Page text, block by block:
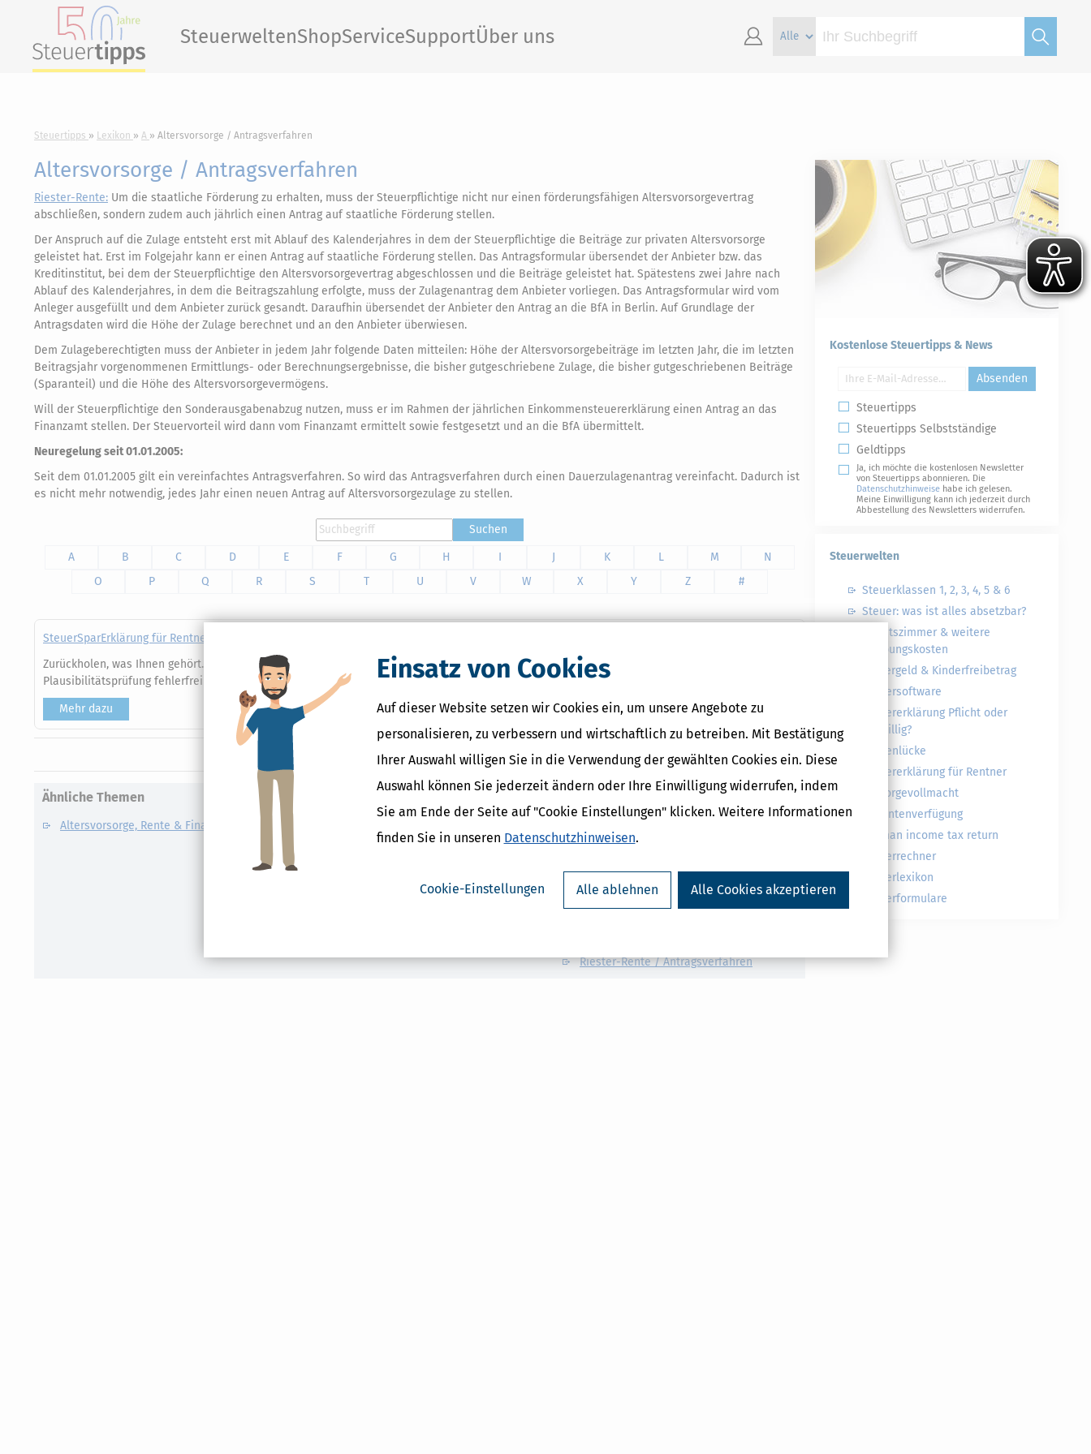
Einsatz von Cookies
Auf dieser Website setzen wir Cookies ein, um unsere Angebote zu
personalisieren, zu verbessern und wirtschaftlich zu betreiben. Mit Bestätigung
Ihrer Auswahl willigen Sie in die Verwendung der gewählten Cookies ein. Diese
Auswahl können Sie jederzeit ändern oder Ihre Einwilligung widerrufen, indem
Sie am Ende der Seite auf "Cookie Einstellungen" klicken. Weitere Informationen
finden Sie in unseren Datenschutzhinweisen.
Cookie-Einstellungen Alle ablehnen Alle Cookies akzeptieren
SteuerweltenShopServiceSupportÜber uns
Steuertipps Lexikon A Altersvorsorge / Antragsverfahren
Altersvorsorge / Antragsverfahren
Riester-Rente: Um die staatliche Förderung zu erhalten, muss der Steuerpflichtige nicht nur einen förderungsfähigen Altersvorsorgevertrag
abschließen, sondern zudem auch jährlich einen Antrag auf staatliche Förderung stellen.
Der Anspruch auf die Zulage entsteht erst mit Ablauf des Kalenderjahres in dem der Steuerpflichtige die Beiträge zur privaten Altersvorsorge
geleistet hat. Erst im Folgejahr kann er einen Antrag auf staatliche Förderung stellen. Das Antragsformular übersendet der Anbieter bzw. das
Kreditinstitut, bei dem der Steuerpflichtige den Altersvorsorgevertrag abgeschlossen und die Beiträge geleistet hat. Spätestens zwei Jahre nach
Ablauf des Kalenderjahres, in dem die Beitragszahlung erfolgte, muss der Zulagenantrag dem Anbieter vorliegen. Das Antragsformular wird vom
Anleger ausgefüllt und dem Anbieter zurück gesandt. Daraufhin übersendet der Anbieter den Antrag an die BfA in Berlin. Auf Grundlage der
Antragsdaten wird die Höhe der Zulage berechnet und an den Anbieter überwiesen.
Dem Zulageberechtigten muss der Anbieter in jedem Jahr folgende Daten mitteilen: Höhe der Altersvorsorgebeiträge im letzten Jahr, die im letzten
Beitragsjahr vorgenommenen Ermittlungs- oder Berechnungsergebnisse, die bisher gutgeschriebene Zulage, die bisher gutgeschriebenen Beiträge
(Sparanteil) und die Höhe des Altersvorsorgevermögens.
Will der Steuerpflichtige den Sonderausgabenabzug nutzen, muss er im Rahmen der jährlichen Einkommensteuererklärung einen Antrag an das
Finanzamt stellen. Der Steuervorteil wird dann vom Finanzamt ermittelt sowie festgesetzt und an die BfA übermittelt.
Neuregelung seit 01.01.2005:
Seit dem 01.01.2005 gilt ein vereinfachtes Antragsverfahren. So wird das Antragsverfahren durch einen Dauerzulagenantrag vereinfacht. Dadurch ist
es nicht mehr notwendig, jedes Jahr einen neuen Antrag auf Altersvorsorgezulage zu stellen.
Suchen
A
B C D E F G H I J K L M
N
O
P Q R S T U V W X Y Z #
SteuerSparErklärung für Rentner (Steuerjahr 2025)
Zurückholen, was Ihnen gehört. Exklusive Steuertipps für Rentner, inkl. Digitaler Steuerwissen-Datenbank. Dank der
Plausibilitätsprüfung fehlerfrei und ohne Vorkenntnisse zur Abgabe.
Mehr dazu
Druckversion
Ähnliche Themen
Altersvorsorge, Rente & Finanzen
Altersvorsorge / Anlageprodukte
Altersvorsorge / Sonderausgabenabzug
Altersvorsorge / Besteuerung
Riester-Rente
Riester-Rente / Antragsverfahren
Kostenlose Steuertipps & News
Absenden
Steuertipps
Steuertipps Selbstständige
Geldtipps
Ja, ich möchte die kostenlosen Newsletter
von Steuertipps abonnieren. Die
Datenschutzhinweise habe ich gelesen.
Meine Einwilligung kann ich jederzeit durch
Abbestellung des Newsletters widerrufen.
Steuerwelten
Steuerklassen 1, 2, 3, 4, 5 & 6
Steuer: was ist alles absetzbar?
Arbeitszimmer & weitere
Werbungskosten
Kindergeld & Kinderfreibetrag
Steuersoftware
Steuererklärung Pflicht oder
freiwillig?
Rentenlücke
Steuererklärung für Rentner
Vorsorgevollmacht
Patientenverfügung
German income tax return
Steuerrechner
Steuerlexikon
Steuerformulare